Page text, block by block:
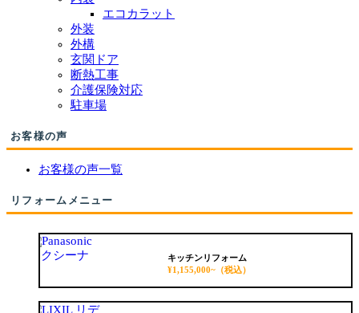
エコカラット
外装
外構
玄関ドア
断熱工事
介護保険対応
駐車場
お客様の声
お客様の声一覧
リフォームメニュー
キッチンリフォーム
¥1,155,000~ （税込）